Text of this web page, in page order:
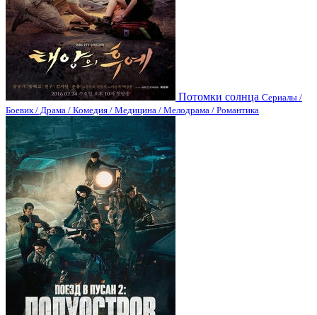
Потомки солнца Сериалы /
Боевик / Драма / Комедия / Медицина / Мелодрама / Романтика